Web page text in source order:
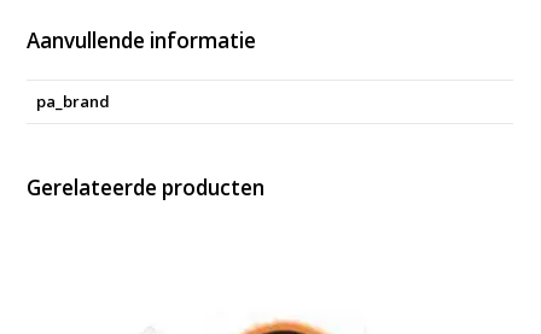
Aanvullende informatie
pa_brand
Gerelateerde producten